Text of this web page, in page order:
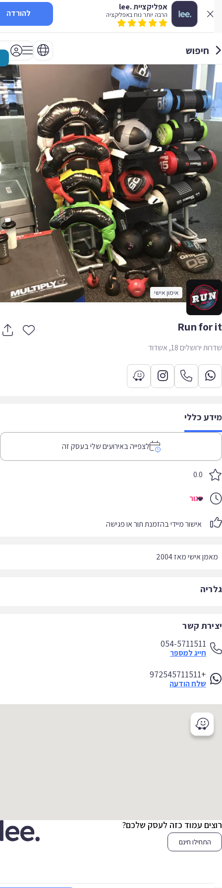
אפליקציית .lee
הרבה יותר נוח באפליקציה להורדה
חיפוש
אימון אישי
Run
ירושלים 18, אשדוד
כללי
לצפייה באירועים שלי בעסק זה
0.0
סגור
אישור מיידי בהזמנת תור או פגישה
אישי מאז 2004
קשר
054-5711511
חייג למספר
+972545711511
שלח הודעה
עמוד כזה לעסק שלכם?
התחילו חינם